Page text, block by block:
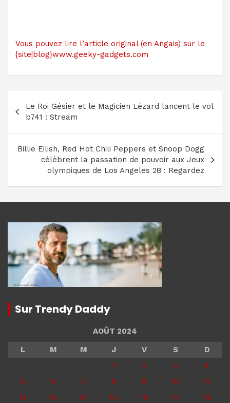
Vous pouvez lire l’article original (en Angais) sur le
{site|blog}www.geeky-gadgets.com
Navigation
de
l’article
Le Roi Gésier et le Magicien Lézard lancent le vol
b741 : Stream
Billie Eilish, Red Hot Chili Peppers et Snoop Dogg
célèbrent la passation de pouvoir aux Jeux
olympiques de Los Angeles 28 : Regardez
Sur Trendy Daddy
AOÛT 2024
L
M M J V S
D
1
2 3
4
5
6 7 8 9 10
11
12
13 14 15 16 17
18